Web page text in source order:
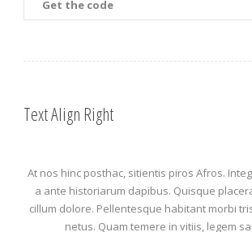
Get the code
Text Align Right
At nos hinc posthac, sitientis piros Afros.
a ante historiarum dapibus. Quisque
cillum dolore. Pellentesque habitant morbi
netus. Quam temere in vitiis, legem